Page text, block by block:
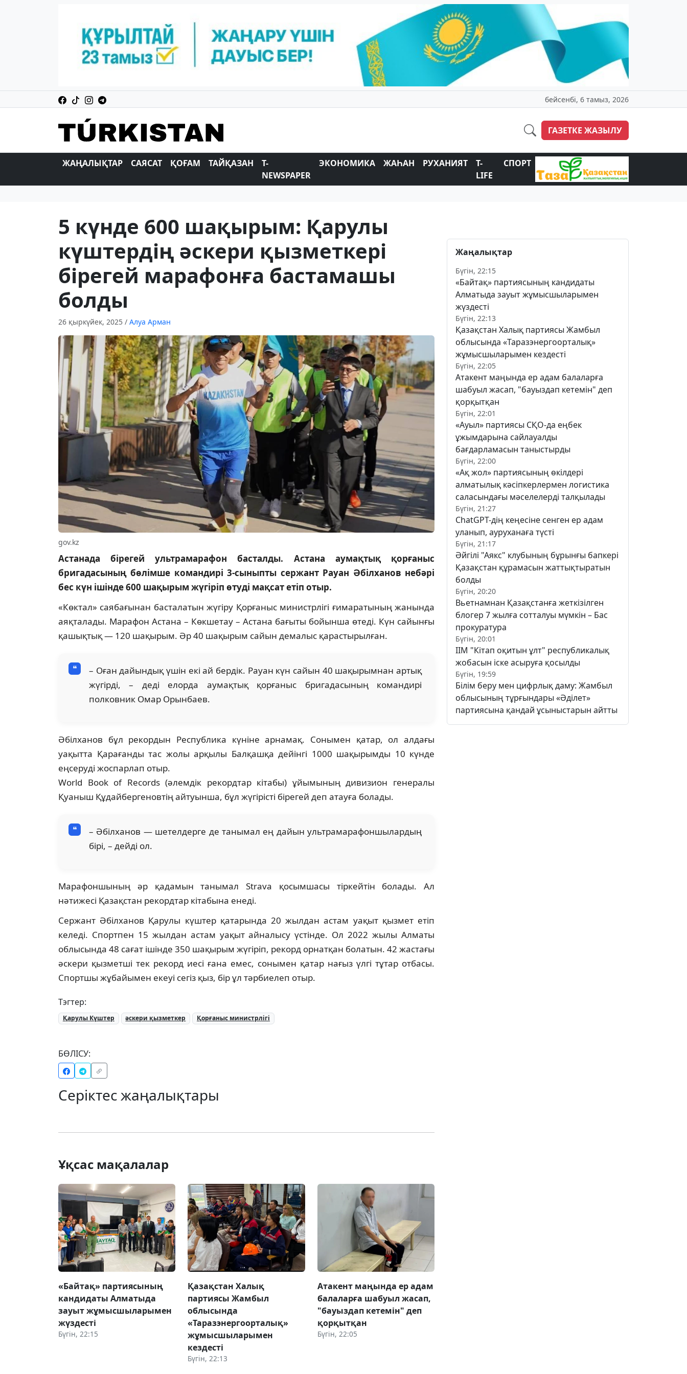
бейсенбі, 6 тамыз, 2026
ГАЗЕТКЕ ЖАЗЫЛУ
ЖАҢАЛЫҚТАР САЯСАТ ҚОҒАМ ТАЙҚАЗАН
T-
NEWSPAPER
ЭКОНОМИКА ЖАҺАН РУХАНИЯТ
T-
LIFE
СПОРТ
5 күнде 600 шақырым: Қарулы
күштердің әскери қызметкері
бірегей марафонға бастамашы
болды
26 қыркүйек, 2025 / Алуа Арман
gov.kz
Астанада бірегей ультрамарафон басталды. Астана аумақтық қорғаныс
бригадасының бөлімше командирі 3-сыныпты сержант Рауан Әбілханов небәрі
бес күн ішінде 600 шақырым жүгіріп өтуді мақсат етіп отыр.
«Көктал» саябағынан басталатын жүгіру Қорғаныс министрлігі ғимаратының жанында
аяқталады. Марафон Астана – Көкшетау – Астана бағыты бойынша өтеді. Күн сайынғы
қашықтық — 120 шақырым. Әр 40 шақырым сайын демалыс қарастырылған.
– Оған дайындық үшін екі ай бердік. Рауан күн сайын 40 шақырымнан артық
жүгірді, – деді елорда аумақтық қорғаныс бригадасының командирі
полковник Омар Орынбаев.
Әбілханов бұл рекордын Республика күніне арнамақ. Сонымен қатар, ол алдағы
уақытта Қарағанды тас жолы арқылы Балқашқа дейінгі 1000 шақырымды 10 күнде
еңсеруді жоспарлап отыр.
World Book of Records (әлемдік рекордтар кітабы) ұйымының дивизион генералы
Қуаныш Құдайбергеновтің айтуынша, бұл жүгірісті бірегей деп атауға болады.
– Әбілханов — шетелдерге де танымал ең дайын ультрамарафоншылардың
бірі, – дейді ол.
Марафоншының әр қадамын танымал Strava қосымшасы тіркейтін болады. Ал
нәтижесі Қазақстан рекордтар кітабына енеді.
Сержант Әбілханов Қарулы күштер қатарында 20 жылдан астам уақыт қызмет етіп
келеді. Спортпен 15 жылдан астам уақыт айналысу үстінде. Ол 2022 жылы Алматы
облысында 48 сағат ішінде 350 шақырым жүгіріп, рекорд орнатқан болатын. 42 жастағы
әскери қызметші тек рекорд иесі ғана емес, сонымен қатар нағыз үлгі тұтар отбасы.
Спортшы жұбайымен екеуі сегіз қыз, бір ұл тәрбиелеп отыр.
Тэгтер:
Қарулы Күштер әскери қызметкер Қорғаныс министрлігі
БӨЛІСУ:
Серіктес жаңалықтары
Ұқсас мақалалар
«Байтақ» партиясының
кандидаты Алматыда
зауыт жұмысшыларымен
жүздесті
Бүгін, 22:15
Қазақстан Халық
партиясы Жамбыл
облысында
«Таразэнергоорталық»
жұмысшыларымен
кездесті
Бүгін, 22:13
Атакент маңында ер адам
балаларға шабуыл жасап,
"бауыздап кетемін" деп
қорқытқан
Бүгін, 22:05
Жаңалықтар
Бүгін, 22:15
«Байтақ» партиясының кандидаты
Алматыда зауыт жұмысшыларымен
жүздесті
Бүгін, 22:13
Қазақстан Халық партиясы Жамбыл
облысында «Таразэнергоорталық»
жұмысшыларымен кездесті
Бүгін, 22:05
Атакент маңында ер адам балаларға
шабуыл жасап, "бауыздап кетемін" деп
қорқытқан
Бүгін, 22:01
«Ауыл» партиясы СҚО-да еңбек
ұжымдарына сайлауалды
бағдарламасын таныстырды
Бүгін, 22:00
«Ақ жол» партиясының өкілдері
алматылық кәсіпкерлермен логистика
саласындағы мәселелерді талқылады
Бүгін, 21:27
ChatGPT-дің кеңесіне сенген ер адам
уланып, ауруханаға түсті
Бүгін, 21:17
Әйгілі "Аякс" клубының бұрынғы бапкері
Қазақстан құрамасын жаттықтыратын
болды
Бүгін, 20:20
Вьетнамнан Қазақстанға жеткізілген
блогер 7 жылға сотталуы мүмкін – Бас
прокуратура
Бүгін, 20:01
ІІМ "Кітап оқитын ұлт" республикалық
жобасын іске асыруға қосылды
Бүгін, 19:59
Білім беру мен цифрлық даму: Жамбыл
облысының тұрғындары «Әділет»
партиясына қандай ұсыныстарын айтты